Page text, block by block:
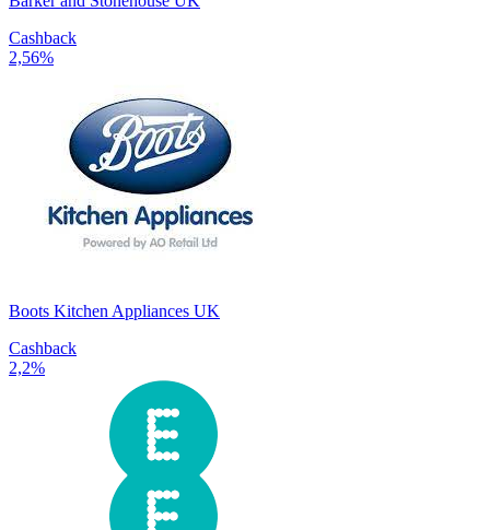
Cashback
2,56%
Boots Kitchen Appliances UK
Cashback
2,2%